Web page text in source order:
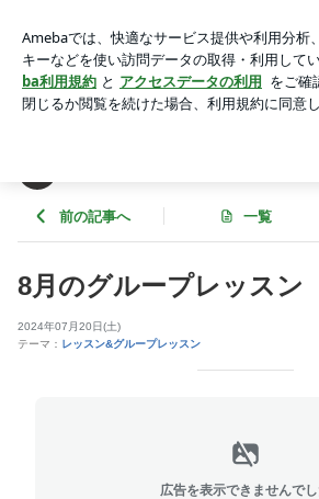
ぐ〜
アプリをダウンロードして ブログの更新通知
ょう。
前の記事へ 一覧
8月のグループレッスン
2024年07月20日(土)
テーマ： レッスン&グループレッスン
広告を表示できませんで